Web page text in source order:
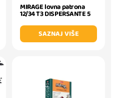
MIRAGE lovna patrona
12/34 T3 DISPERSANTE 5
SAZNAJ VIŠE